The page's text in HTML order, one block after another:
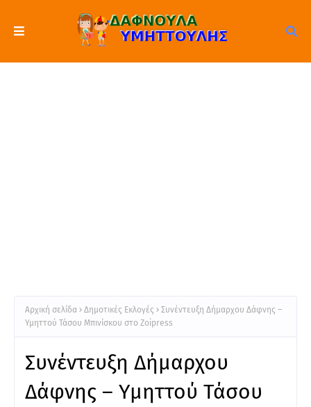
Αρχική σελίδα Δημοτικές Εκλογές
Συνέντευξη Δήμαρχου Δάφνης –
Υμηττού Τάσου Μπινίσκου στο Zoipress
Συνέντευξη Δήμαρχου
Δάφνης – Υμηττού Τάσου